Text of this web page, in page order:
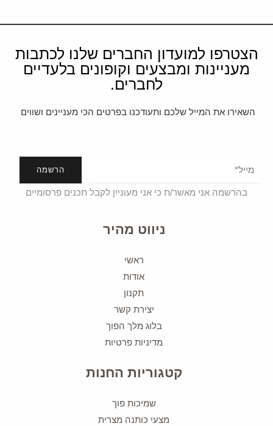
הצטרפו למועדון החברים שלנו לכתבות
מעניינות ומבצעים וקופונים בלעדיים
לחברים.
השאירו את המייל שלכם ותעודכנו בפרטים הכי מעניינים ושווים
הרשמה
בהרשמה אני מאשר/ת כי אני מעוניין לקבל תכנים פרסומיים
ניווט מהיר
ראשי
אודות
תקנון
יצירת קשר
בלוג מלך הפוך
מדיניות פרטיות
קטגוריות החנות
שמיכות פוך
מצעי כותנה מצרית